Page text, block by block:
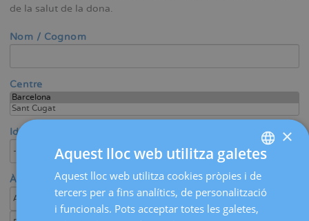
de la salut de la dona.
Nom / Cognom
Centre
Idioma
Àrea mèdica / Especialitat
SPANISH
CATALÀ
×
Aquest lloc web utilitza galetes
Aquest lloc web utilitza cookies pròpies i de
tercers per a fins analítics, de personalització
i funcionals. Pots acceptar totes les galetes,